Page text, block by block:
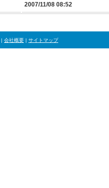
2007/11/08 08:52
| 会社概要 | サイトマップ